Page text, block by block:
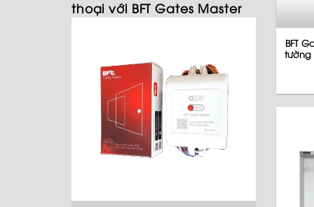
thoại với BFT Gates Master
BFT
tường